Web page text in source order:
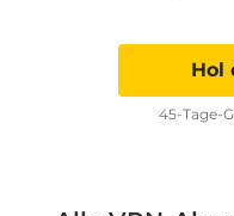
Hol
45-Tage-